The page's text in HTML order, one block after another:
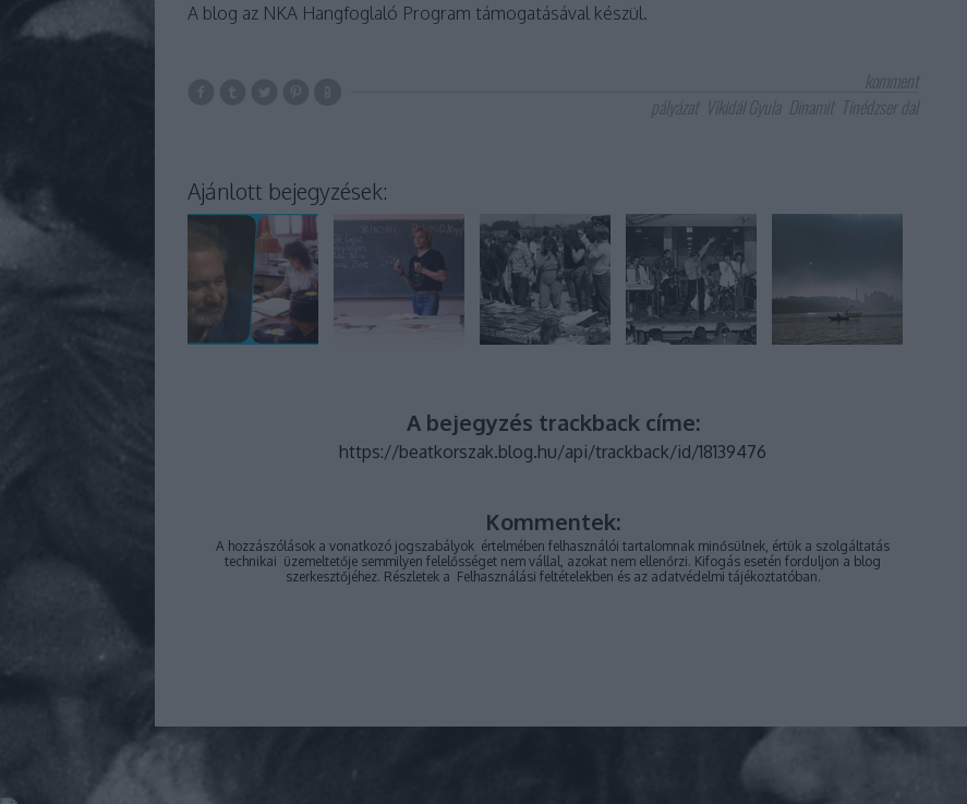
A blog az NKA Hangfoglaló Program támogatásával készül.
komment
pályázat Vikidál Gyula Dinamit Tinédzser dal
Ajánlott bejegyzések:
A bejegyzés trackback címe:
https://beatkorszak.blog.hu/api/trackback/id/18139476
Kommentek:
A hozzászólások a vonatkozó jogszabályok értelmében felhasználói tartalomnak minősülnek, értük a szolgáltatás
technikai üzemeltetője semmilyen felelősséget nem vállal, azokat nem ellenőrzi. Kifogás esetén forduljon a blog
szerkesztőjéhez. Részletek a Felhasználási feltételekben és az adatvédelmi tájékoztatóban.